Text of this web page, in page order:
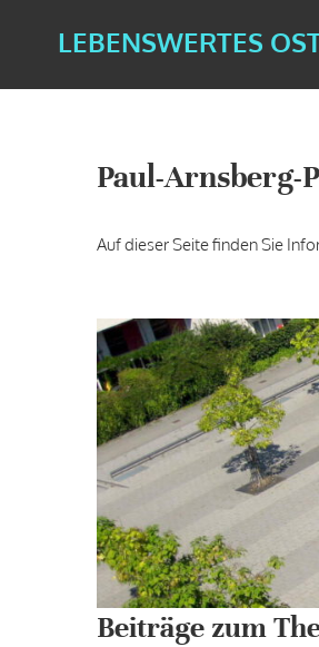
LEBENSWERTES
Paul-
Auf dieser Seite finden Sie
Beiträge zum